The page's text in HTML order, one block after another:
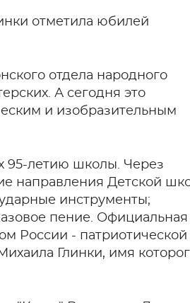
отметила юбилей
отдела народного
А сегодня это
и изобразительным
95-летию школы. Через
направления Детской
инструменты;
пение. Официальная
России - патриотической
Глинки, имя